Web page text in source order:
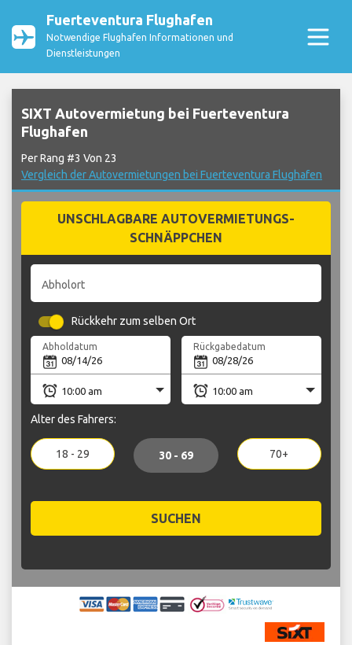
Fuerteventura Flughafen
Notwendige Flughafen Informationen und
Dienstleistungen
SIXT Autovermietung bei Fuerteventura
Flughafen
Per Rang #3 Von 23
Vergleich der Autovermietungen bei Fuerteventura Flughafen
UNSCHLAGBARE AUTOVERMIETUNGS-
SCHNÄPPCHEN
Abholort
Rückkehr zum selben Ort
Abholdatum Rückgabedatum
Alter des Fahrers:
18 - 29 30 - 69 70+
SUCHEN